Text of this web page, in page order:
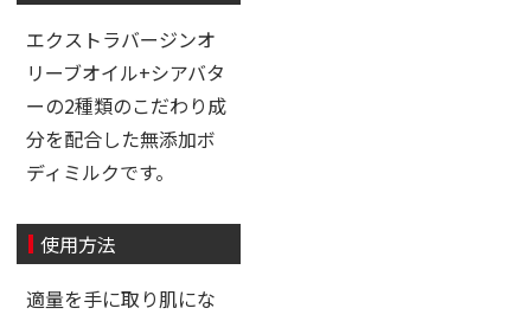
エクストラバージンオ
リーブオイル+シアバタ
ーの2種類のこだわり成
分を配合した無添加ボ
ディミルクです。
使用方法
適量を手に取り肌にな